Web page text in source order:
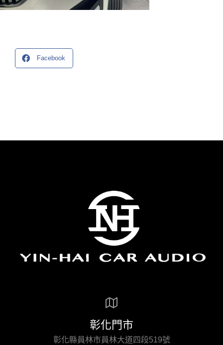
Facebook
彰化門市
彰化縣員林市員林大道四段519號